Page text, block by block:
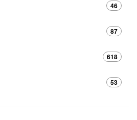
46
87
618
53